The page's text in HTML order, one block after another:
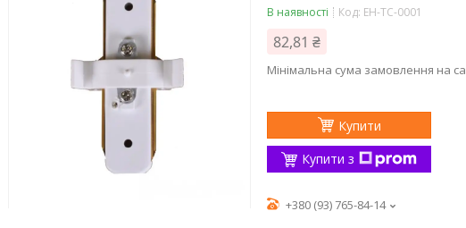
В наявності Код: EH-TC-0001
82,81 ₴
Мінімальна сума замовлення на
Купити
Купити з
+380 (93) 765-84-14